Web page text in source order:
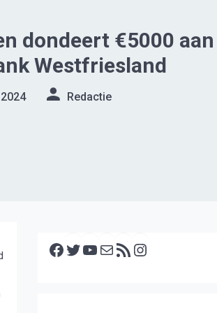
dondeert €5000 aan
Westfriesland
Redactie
Facebook Twitter YouTube E-mail RSS feed